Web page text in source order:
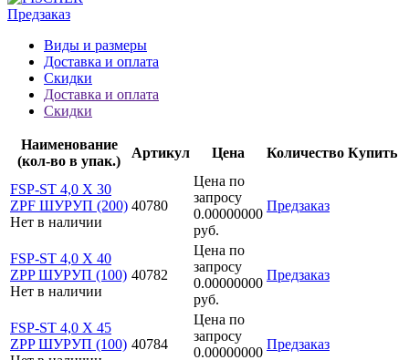
Предзаказ
Виды и размеры
Доставка и оплата
Скидки
Доставка и оплата
Скидки
Наименование
(кол-во в упак.)
Артикул Цена Количество Купить
FSP-ST 4,0 X 30
ZPF ШУРУП (200)
Нет в наличии
40780
Цена по
запросу
0.00000000
руб.
Предзаказ
FSP-ST 4,0 X 40
ZPP ШУРУП (100)
Нет в наличии
40782
Цена по
запросу
0.00000000
руб.
Предзаказ
FSP-ST 4,0 X 45
ZPP ШУРУП (100) 40784
Цена по
запросу
0.00000000
Предзаказ